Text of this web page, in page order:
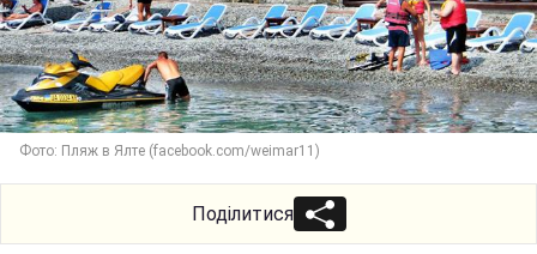
Фото: Пляж в Ялте (facebook.com/weimar11)
Поділитися